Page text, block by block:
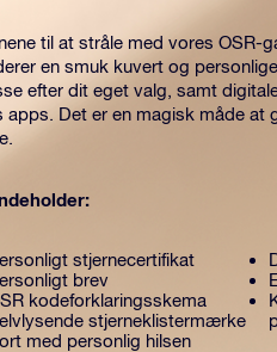
til at stråle med vores OSR-
en smuk kuvert og
efter dit eget valg, samt
apps. Det er en magisk måde at
stjernecertifikat
brev
kodeforklaringsskema
stjerneklistermærke
med personlig hilsen